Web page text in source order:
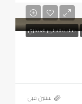
صالحة للتطوير العقاري
‏سنتين قبل